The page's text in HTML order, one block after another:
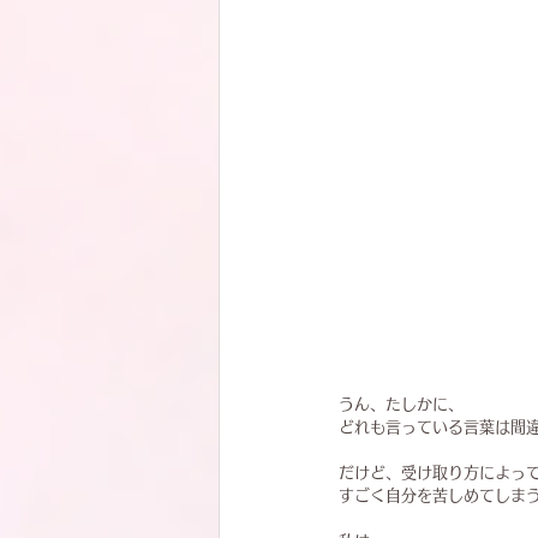
うん、たしかに、
どれも言っている言葉は間
だけど、受け取り方によっ
すごく自分を苦しめてしま